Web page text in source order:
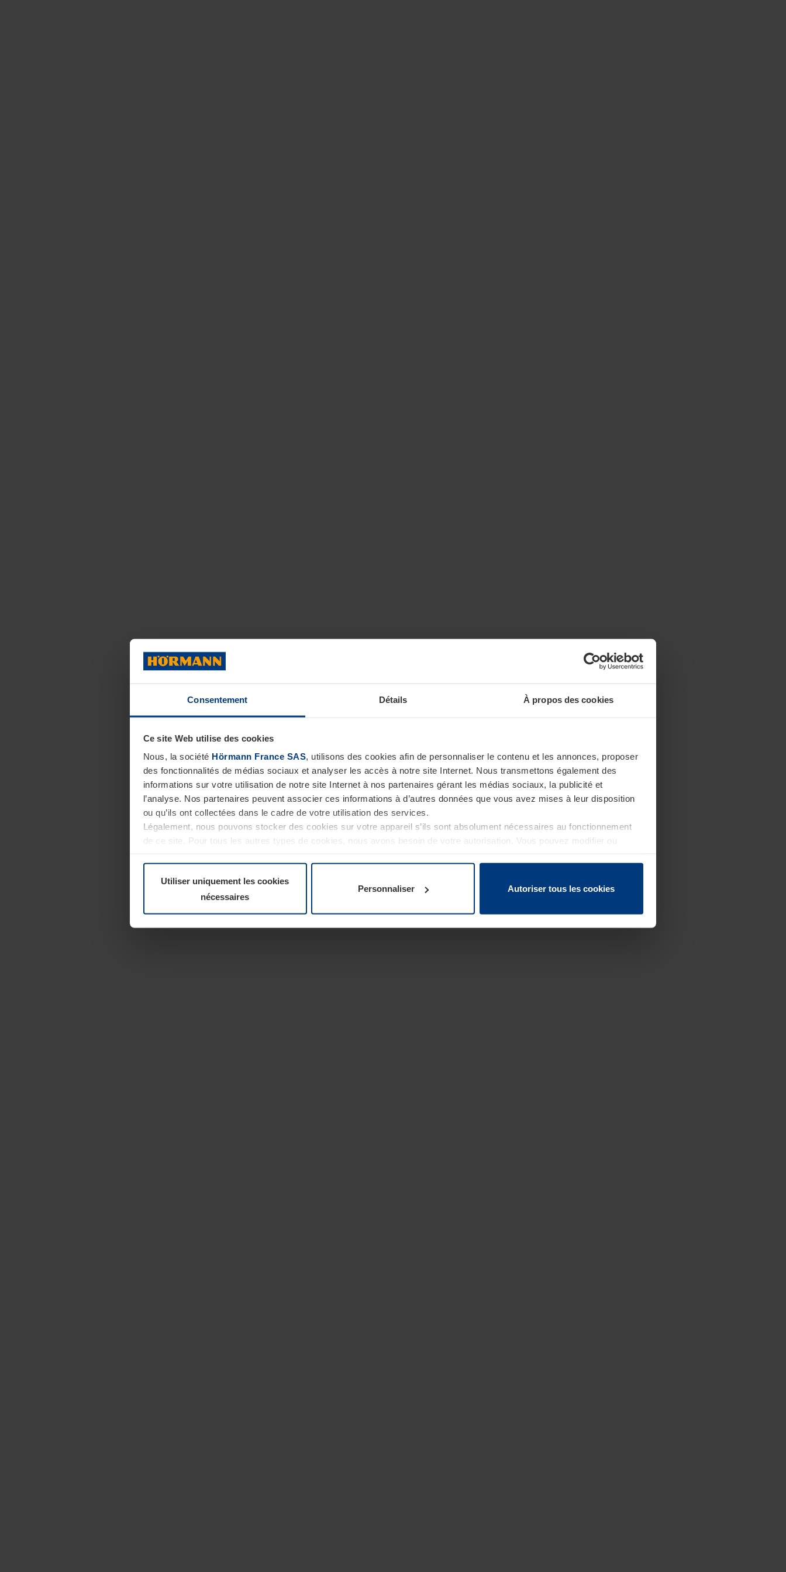
Consentement Détails À propos des cookies
Ce site Web utilise des cookies
Nous, la société Hörmann France SAS, utilisons des cookies afin de personnaliser le contenu et les annonces, proposer
des fonctionnalités de médias sociaux et analyser les accès à notre site Internet. Nous transmettons également des
informations sur votre utilisation de notre site Internet à nos partenaires gérant les médias sociaux, la publicité et
l’analyse. Nos partenaires peuvent associer ces informations à d’autres données que vous avez mises à leur disposition
ou qu’ils ont collectées dans le cadre de votre utilisation des services.
Légalement, nous pouvons stocker des cookies sur votre appareil s’ils sont absolument nécessaires au fonctionnement
de ce site. Pour tous les autres types de cookies, nous avons besoin de votre autorisation. Vous pouvez modifier ou
Utiliser uniquement les cookies
nécessaires
Personnaliser Autoriser tous les cookies